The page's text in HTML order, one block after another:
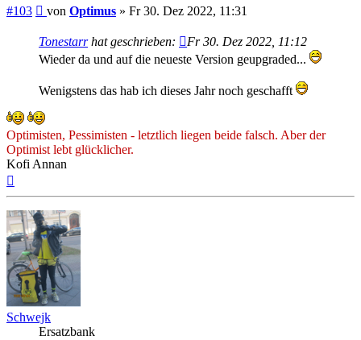
#103 Beitrag
von Optimus » Fr 30. Dez 2022, 11:31
Tonestarrhat geschrieben:
Fr 30. Dez 2022, 11:12
Wieder da und auf die neueste Version geupgraded...
Wenigstens das hab ich dieses Jahr noch geschafft
Optimisten, Pessimisten - letztlich liegen beide falsch. Aber der
Optimist lebt glücklicher.
Kofi Annan
Schwejk
Ersatzbank